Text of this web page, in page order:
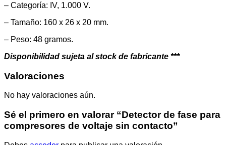
– Categoría: IV, 1.000 V.
– Tamaño: 160 x 26 x 20 mm.
– Peso: 48 gramos.
Disponibilidad sujeta al stock de fabricante ***
Valoraciones
No hay valoraciones aún.
Sé el primero en valorar “Detector de fase para
compresores de voltaje sin contacto”